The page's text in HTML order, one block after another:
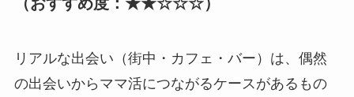
リアルな出会い（街中・カフェ・バー）は、偶然
の出会いからママ活につながるケースがあるもの